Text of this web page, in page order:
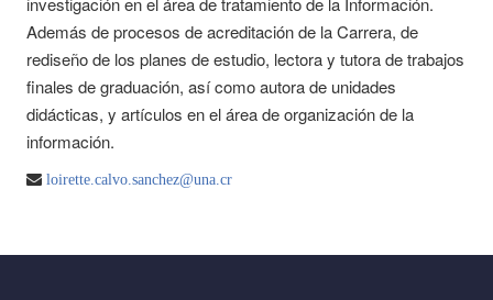
Además de procesos de acreditación de la Carrera, de
rediseño de los planes de estudio, lectora y tutora de trabajos
finales de graduación, así como autora de unidades
didácticas, y artículos en el área de organización de la
información.
loirette.calvo.sanchez@una.cr